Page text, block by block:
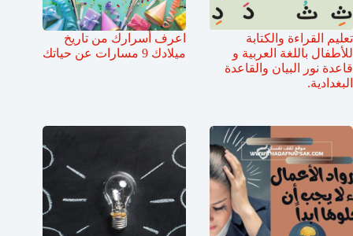
تعليم القراءة والكتابة
للأطفال باللغة العربية و
قاعدة نور البيان والقاعدة
البغدادية.
اعرف أسرارك من تاريخ
ميلادك 9 مسارات عن حياتك